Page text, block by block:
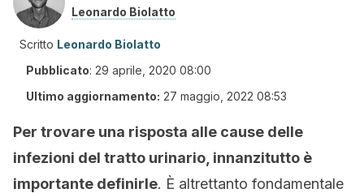
Leonardo Biolatto
Scritto Leonardo Biolatto
Pubblicato: 29 aprile, 2020 08:00
Ultimo aggiornamento: 27 maggio, 2022 08:53
Per trovare una risposta alle cause delle
infezioni del tratto urinario, innanzitutto è
importante definirle. È altrettanto fondamentale